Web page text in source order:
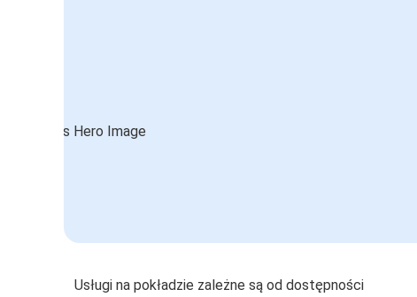
Usługi na pokładzie zależne są od dostępności